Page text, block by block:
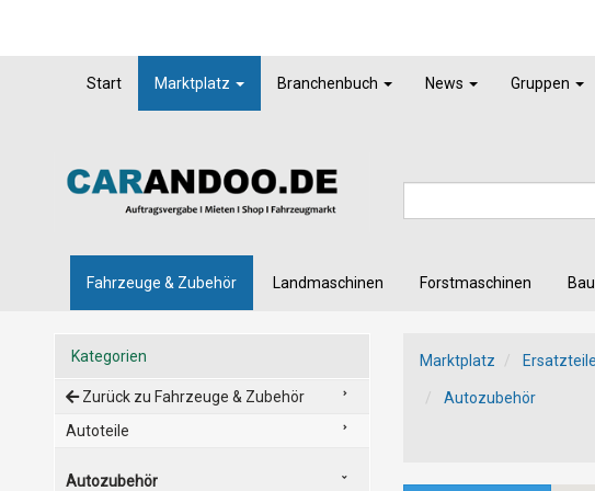
Start Marktplatz Branchenbuch News Gruppen
Fahrzeuge & Zubehör Landmaschinen Forstmaschinen
Marktplatz
Autozubehör
Kategorien
Zurück zu Fahrzeuge & Zubehör
Autoteile
Autozubehör